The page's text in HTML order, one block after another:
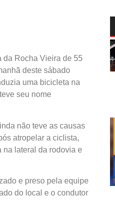
da Rocha Vieira de 55
deste sábado
uma bicicleta na
seu nome
não teve as causas
atropelar a ciclista,
na lateral da rodovia e
e preso pela equipe
do local e o condutor